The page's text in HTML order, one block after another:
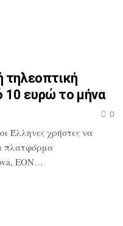
τηλεοπτική
10 ευρώ το μήνα
0
Έλληνες χρήστες να
πλατφόρμα
EON…